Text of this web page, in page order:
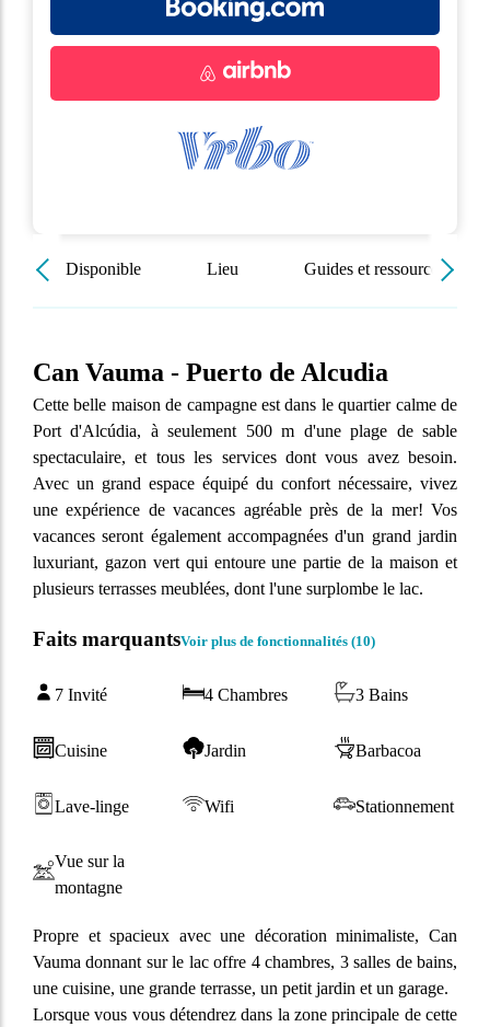
Disponible Lieu Guides et ressources
Can Vauma - Puerto de Alcudia
Cette belle maison de campagne est dans le quartier calme de
Port d'Alcúdia, à seulement 500 m d'une plage de sable
spectaculaire, et tous les services dont vous avez besoin.
Avec un grand espace équipé du confort nécessaire, vivez
une expérience de vacances agréable près de la mer! Vos
vacances seront également accompagnées d'un grand jardin
luxuriant, gazon vert qui entoure une partie de la maison et
plusieurs terrasses meublées, dont l'une surplombe le lac.
Faits marquantsVoir plus de fonctionnalités (10)
7 Invité 4 Chambres 3 Bains
Cuisine Jardin Barbacoa
Lave-linge Wifi Stationnement
Vue sur la
montagne
Propre et spacieux avec une décoration minimaliste, Can
Vauma donnant sur le lac offre 4 chambres, 3 salles de bains,
une cuisine, une grande terrasse, un petit jardin et un garage.
Lorsque vous vous détendrez dans la zone principale de cette